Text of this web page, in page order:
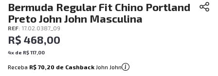
Bermuda Regular Fit Chino Portland
Preto John John Masculina
REF: 17.02.0387_09
R$ 468,00
4x de R$117 00
Receba R$ 70,20 de Cashback John John